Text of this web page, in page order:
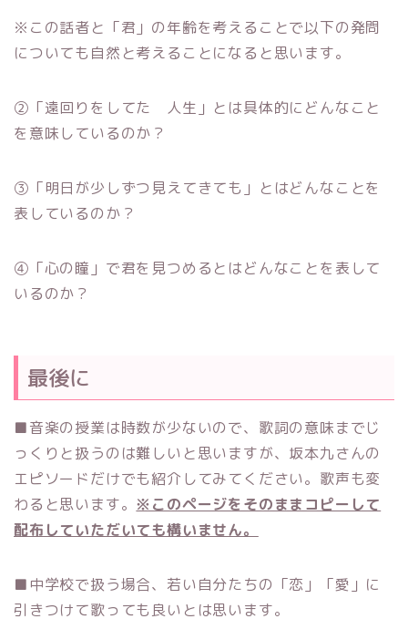
※この話者と「君」の年齢を考えることで以下の発問
についても自然と考えることになると思います。
②「遠回りをしてた 人生」とは具体的にどんなこと
を意味しているのか？
③「明日が少しずつ見えてきても」とはどんなことを
表しているのか？
④「心の瞳」で君を見つめるとはどんなことを表して
いるのか？
最後に
■音楽の授業は時数が少ないので、歌詞の意味までじ
っくりと扱うのは難しいと思いますが、坂本九さんの
エピソードだけでも紹介してみてください。歌声も変
わると思います。 ※このページをそのままコピーして
配布していただいても構いません。
■中学校で扱う場合、若い自分たちの「恋」「愛」に
引きつけて歌っても良いとは思います。